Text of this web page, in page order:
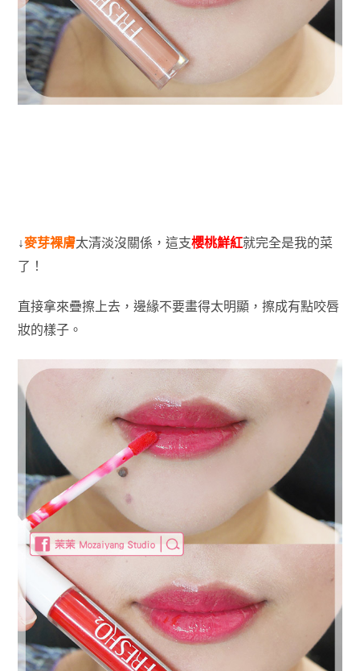
↓麥芽裸膚太清淡沒關係，這支櫻桃鮮紅就完全是我的菜
了！
直接拿來疊擦上去，邊緣不要畫得太明顯，擦成有點咬唇
妝的樣子。